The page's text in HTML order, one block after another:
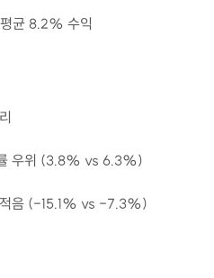
균 8.2% 수익
우위 (3.8% vs 6.3%)
적음 (-15.1% vs -7.3%)